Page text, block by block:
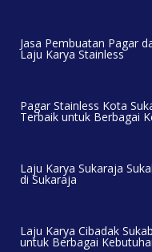
Jasa Pembuatan Pagar
Laju Karya Stainless
Pagar Stainless Kota
Terbaik untuk Berbagai
Laju Karya Sukaraja
di Sukaraja
Laju Karya Cibadak
untuk Berbagai